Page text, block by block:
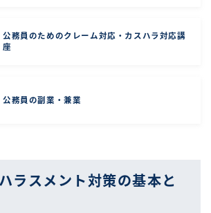
公務員のためのクレーム対応・カスハラ対応講
座
公務員の副業・兼業
ラスメント対策の基本と